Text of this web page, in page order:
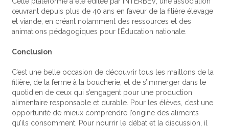
œuvrant depuis plus de 40 ans en faveur de la filière élevage
et viande, en créant notamment des ressources et des
animations pédagogiques pour l’Éducation nationale.
Conclusion
C’est une belle occasion de découvrir tous les maillons de la
filière, de la ferme à la boucherie, et de s’immerger dans le
quotidien de ceux qui s’engagent pour une production
alimentaire responsable et durable. Pour les élèves, c’est une
opportunité de mieux comprendre l’origine des aliments
qu’ils consomment. Pour nourrir le débat et la discussion, il